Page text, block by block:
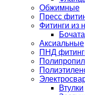
Обжимные
Пресс
Фитинги из
Бочата
Аксиальные
ПНД
Втулки